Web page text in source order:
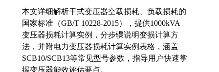
本文详细解析干式变压器空载损耗、负载损耗的
国家标准（GB/T 10228-2015），提供1000kVA
变压器损耗计算实例，分步骤说明变损计算方
法，并附电力变压器损耗计算实例表格，涵盖
SCB10/SCB13等常见型号参数，指导用户快速掌
握变压器能效评估要点。